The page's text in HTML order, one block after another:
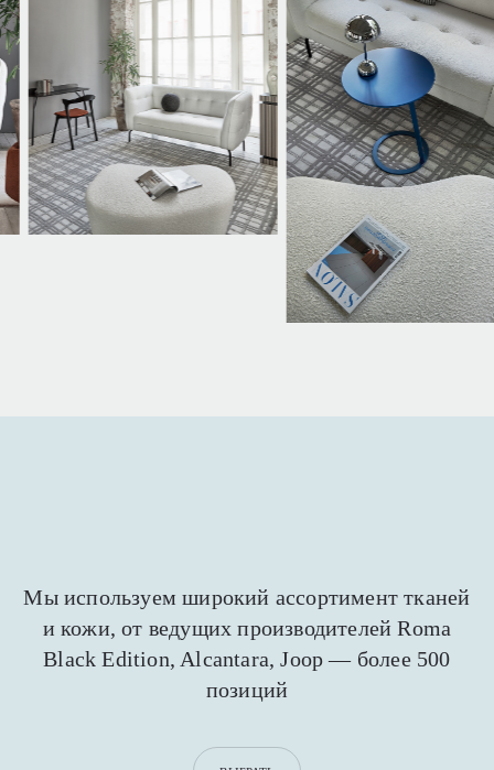
Мы используем широкий ассортимент тканей
и кожи,от ведущих производителей Roma
Black Edition, Alcantara, Joop — более 500
позиций